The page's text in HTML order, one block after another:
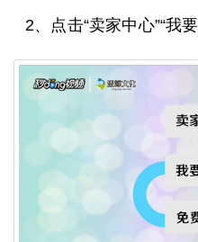
2、点击“卖家中心”“我